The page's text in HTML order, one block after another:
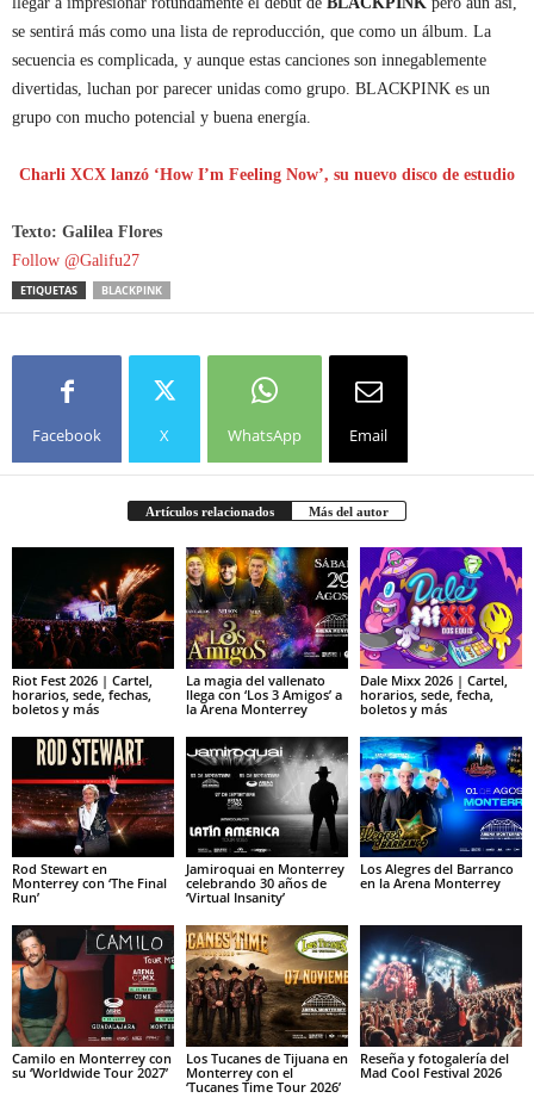
se sentirá más como una lista de reproducción, que como un álbum. La
secuencia es complicada, y aunque estas canciones son innegablemente
divertidas, luchan por parecer unidas como grupo. BLACKPINK es un
grupo con mucho potencial y buena energía.
Charli XCX lanzó ‘How I’m Feeling Now’, su nuevo disco de estudio
Texto: Galilea Flores
Follow @Galifu27
ETIQUETAS BLACKPINK
Facebook X WhatsApp Email
Artículos relacionados Más del autor
Riot Fest 2026 | Cartel,
horarios, sede, fechas,
boletos y más
La magia del vallenato
llega con ‘Los 3 Amigos’ a
la Arena Monterrey
Dale Mixx 2026 | Cartel,
horarios, sede, fecha,
boletos y más
Rod Stewart en
Monterrey con ‘The Final
Run’
Jamiroquai en Monterrey
celebrando 30 años de
‘Virtual Insanity’
Los Alegres del Barranco
en la Arena Monterrey
Camilo en Monterrey con
su ‘Worldwide Tour 2027’
Los Tucanes de Tijuana en
Monterrey con el
‘Tucanes Time Tour 2026’
Reseña y fotogalería del
Mad Cool Festival 2026